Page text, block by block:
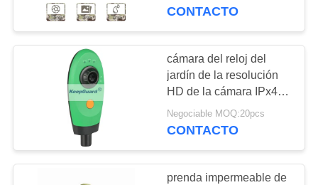
RECORRIDO
POR
LA
FÁBRICA
CONTROL
DE
CALIDAD
Cámara de la fauna
de Digitaces
CONTACTO
cámara del reloj del
jardín de la resolución
HD de la cámara IPx4
del jardín de la fauna
1280x1024
Negociable MOQ:20pcs
CONTACTO
prenda impermeable de